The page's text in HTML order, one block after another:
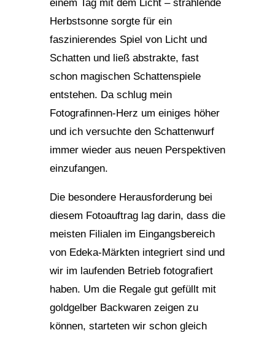
einem Tag mit dem Licht – strahlende
Herbstsonne sorgte für ein
faszinierendes Spiel von Licht und
Schatten und ließ abstrakte, fast
schon magischen Schattenspiele
entstehen. Da schlug mein
Fotografinnen-Herz um einiges höher
und ich versuchte den Schattenwurf
immer wieder aus neuen Perspektiven
einzufangen.
Die besondere Herausforderung bei
diesem Fotoauftrag lag darin, dass die
meisten Filialen im Eingangsbereich
von Edeka-Märkten integriert sind und
wir im laufenden Betrieb fotografiert
haben. Um die Regale gut gefüllt mit
goldgelber Backwaren zeigen zu
können, starteten wir schon gleich